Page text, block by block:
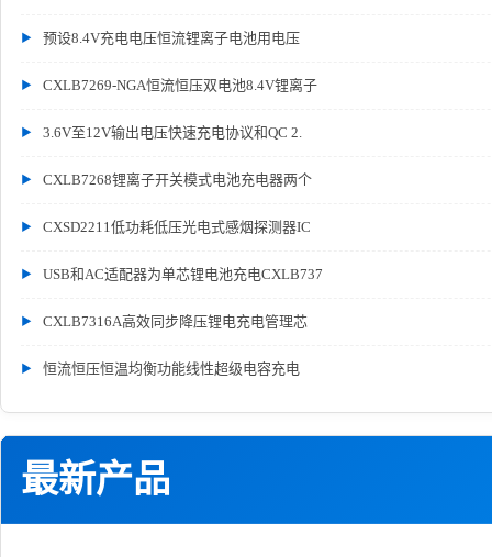
预设8.4V充电电压恒流锂离子电池用电压
CXLB7269-NGA恒流恒压双电池8.4V锂离子
3.6V至12V输出电压快速充电协议和QC 2.
CXLB7268锂离子开关模式电池充电器两个
CXSD2211低功耗低压光电式感烟探测器IC
USB和AC适配器为单芯锂电池充电CXLB737
CXLB7316A高效同步降压锂电充电管理芯
恒流恒压恒温均衡功能线性超级电容充电
最新产品